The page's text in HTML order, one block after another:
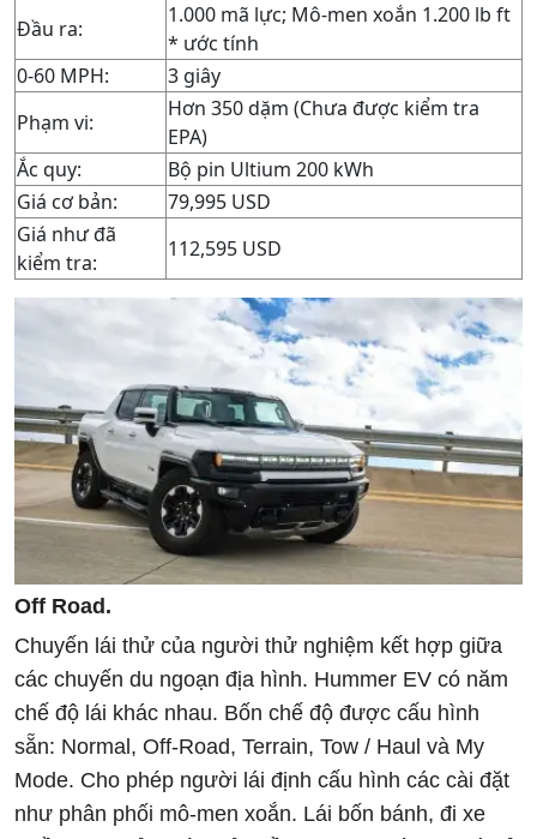
Đầu ra:
1.000 mã lực; Mô-men xoắn 1.200 lb ft
* ước tính
0-60 MPH:
3 giây
Phạm vi:
Hơn 350 dặm (Chưa được kiểm tra
EPA)
Ắc quy:
Bộ pin Ultium 200 kWh
Giá cơ bản:
79,995 USD
Giá như đã
kiểm tra:
112,595 USD
Off Road.
Chuyến lái thử của người thử nghiệm kết hợp giữa
các chuyến du ngoạn địa hình. Hummer EV có năm
chế độ lái khác nhau. Bốn chế độ được cấu hình
sẵn: Normal, Off-Road, Terrain, Tow / Haul và My
Mode. Cho phép người lái định cấu hình các cài đặt
như phân phối mô-men xoắn. Lái bốn bánh, đi xe